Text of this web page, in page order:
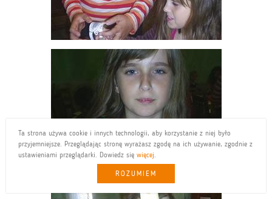
Ta strona używa cookie i innych technologii, aby korzystanie z niej było
przyjemniejsze. Przeglądając stronę wyrażasz zgodę na ich używanie, zgodnie z
ustawieniami przeglądarki. Dowiedz się więcej.
ROZUMIEM